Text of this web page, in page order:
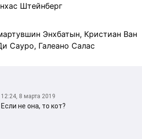
Штейнберг
Энхбатын, Кристиан Ван
Сауро, Галеано Салас
12:24, 8 марта 2019
Если не она, то кот?